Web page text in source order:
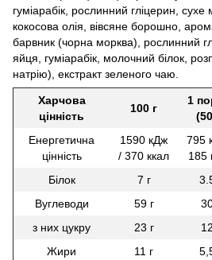
гуміарабік, рослинний гліцерин, сухе
кокосова олія, вівсяне борошно,
барвник (чорна морква), рослинний
яйця, гуміарабік, молочний білок,
натрію), екстракт зеленого чаю.
Харчова
цінність
100 г
1
Енергетична
цінність
1590 кДж
/ 370 ккал
795
185
Білок
7 г
Вуглеводи
59 г
з них цукру
23 г
Жири
11 г